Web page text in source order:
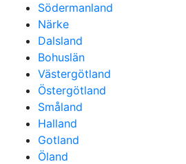
Södermanland
Närke
Dalsland
Bohuslän
Västergötland
Östergötland
Småland
Halland
Gotland
Öland